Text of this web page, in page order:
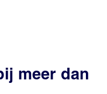
meer dan